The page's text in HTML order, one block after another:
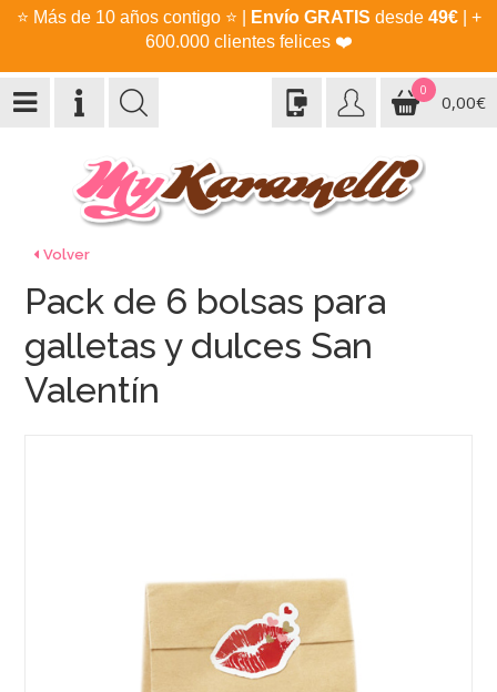
⭐ Más de 10 años contigo ⭐ Envío GRATIS desde 49€| +
600.000 clientes felices ❤️
0
0,00€
Volver
Pack de 6 bolsas para
galletas y dulces San
Valentín